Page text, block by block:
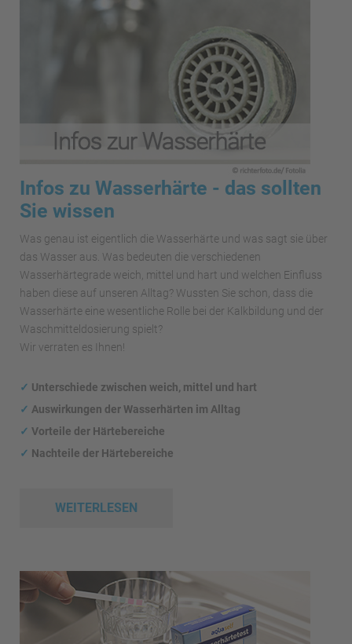
Infos zu Wasserhärte - das sollten
Sie wissen
Was genau ist eigentlich die Wasserhärte und was sagt sie über
das Wasser aus. Was bedeuten die verschiedenen
Wasserhärtegrade weich, mittel und hart und welchen Einfluss
haben diese auf unseren Alltag? Wussten Sie schon, dass die
Wasserhärte eine wesentliche Rolle bei der Kalkbildung und der
Waschmitteldosierung spielt?
Wir verraten es Ihnen!
✓ Unterschiede zwischen weich, mittel und hart
✓ Auswirkungen der Wasserhärten im Alltag
✓ Vorteile der Härtebereiche
✓ Nachteile der Härtebereiche
WEITERLESEN